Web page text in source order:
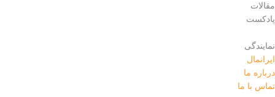
مقالات
پادکست
نمایندگی
ایرانمال
درباره ما
تماس با ما